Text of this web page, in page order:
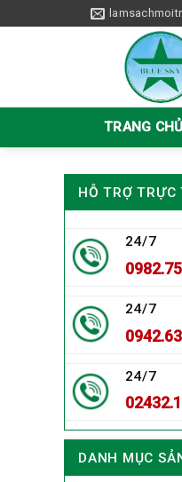
to
TRANG CHỦ
HỖ TRỢ TRỰC
24/7
24/7
24/7
DANH MỤC